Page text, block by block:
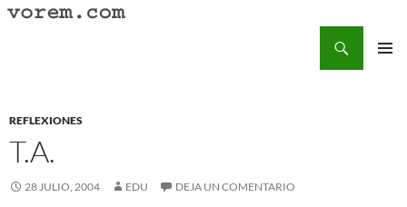
Saltar
REFLEXIONES
T.A.
28 JULIO, 2004 EDU DEJA UN COMENTARIO